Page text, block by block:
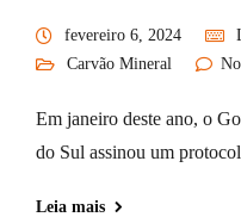
fevereiro 6, 2024
Carvão Mineral
Em janeiro deste ano, o
do Sul assinou um
Leia mais